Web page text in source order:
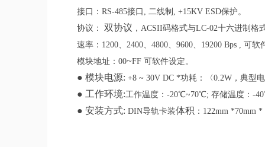
接口：RS-485接口, 二线制, +15KV ESD保护。
协议： 双协议 ，ACSII码格式与LC-02十六进制格
速率：1200、2400、4800、9600、19200 Bps , 可软
模块地址：00~FF 可软件设定。
● 模块电源: +8 ~ 30V DC *功耗：〈0.2W，典型
● 工作环境:工作温度：-20℃~70℃; 存储温度：-
● 安装方式: DIN导轨卡装体积 ：122mm *70mm *